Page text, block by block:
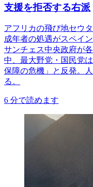
支援を拒否する右派
アフリカの飛び地セウ
成年者の処遇がスペイ
サンチェス中央政府が
中、最大野党・国民党
保障の危機」と反発。
る。
6 分で読めます